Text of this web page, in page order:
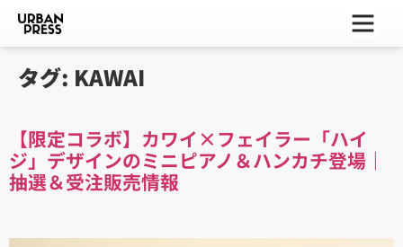
ー
ー
ー
タグ: KAWAI
【限定コラボ】カワイ×フェイラー「ハイ
ジ」デザインのミニピアノ＆ハンカチ登場｜
抽選＆受注販売情報